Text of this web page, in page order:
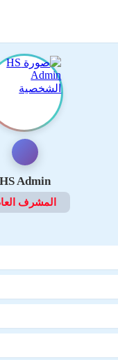
HS Admin
المشرف